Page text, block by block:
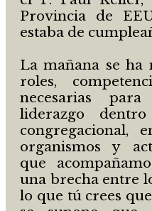
Provincia de
estaba de
La mañana se ha
roles,
necesarias
liderazgo
congregacional,
organismos y
que
una brecha entre
lo que tú crees